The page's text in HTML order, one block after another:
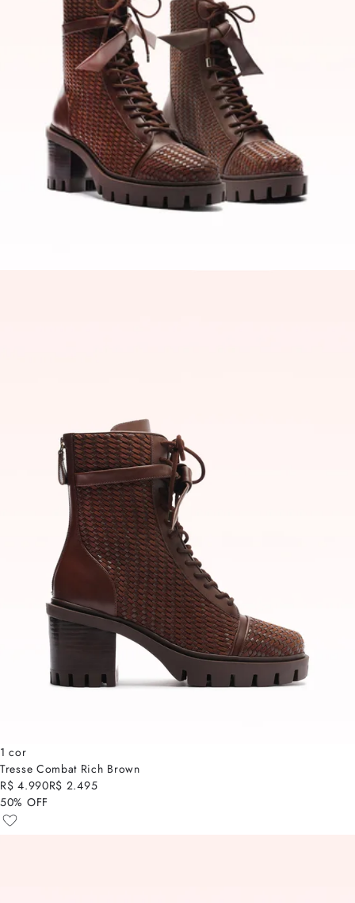
1 cor
Tresse Combat Rich Brown
R$ 4.990R$ 2.495
50% OFF